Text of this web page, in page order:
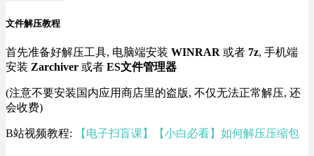
文件解压教程
首先准备好解压工具, 电脑端安装 WINRAR 或者 7z, 手机端
安装 Zarchiver 或者 ES文件管理器
(注意不要安装国内应用商店里的盗版, 不仅无法正常解压, 还
会收费)
B站视频教程: 【电子扫盲课】【小白必看】如何解压压缩包